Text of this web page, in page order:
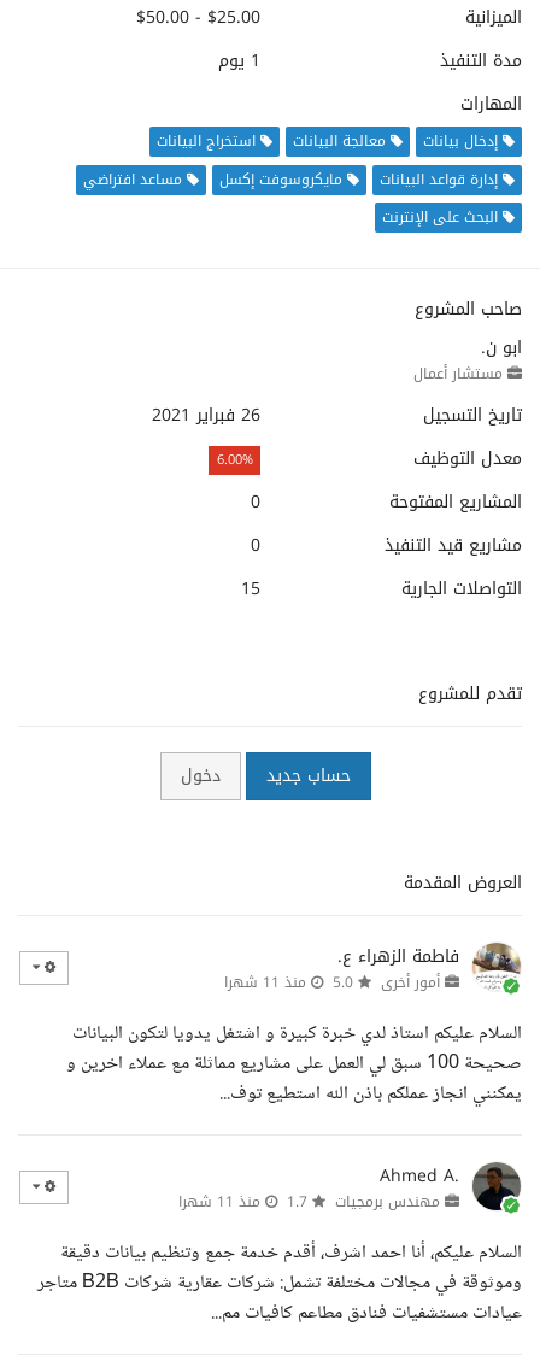
الميزانية
$25.00 - $50.00
مدة التنفيذ
1 يوم
المهارات
إدخال بيانات معالجة البيانات
استخراج البيانات
إدارة قواعد البيانات
مايكروسوفت إكسل
مساعد افتراضي
البحث على الإنترنت
صاحب المشروع
ابو ن.
مستشار أعمال
تاريخ التسجيل
26 فبراير 2021
معدل التوظيف
6.00%
المشاريع المفتوحة
0
مشاريع قيد التنفيذ
0
التواصلات الجارية
15
تقدم للمشروع
حساب جديد دخول
العروض المقدمة
فاطمة الزهراء ع.
أمور أخرى منذ 11 شهرا
السلام عليكم استاذ لدي خبرة كبيرة و اشتغل يدويا لتكون البيانات
صحيحة 100 سبق لي العمل على مشاريع مماثلة مع عملاء اخرين و
يمكنني انجاز عملكم باذن الله استطيع توف...
Ahmed A.
مهندس برمجيات منذ 11 شهرا
السلام عليكم، أنا احمد اشرف، أقدم خدمة جمع وتنظيم بيانات دقيقة
وموثوقة في مجالات مختلفة تشمل: شركات عقارية شركات B2B متاجر
عيادات مستشفيات فنادق مطاعم كافيات مم...